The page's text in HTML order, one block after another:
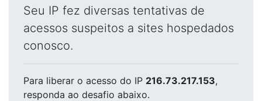
Seu IP fez diversas tentativas de
acessos suspeitos a sites hospedados
conosco.
Para liberar o acesso do IP 216.73.217.153,
responda ao desafio abaixo.